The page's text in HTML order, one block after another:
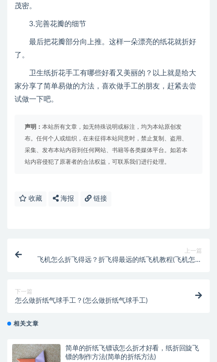
茂密。
3.完善花瓣的细节
最后把花瓣部分向上推。这样一朵漂亮的纸花就折好
了。
卫生纸折花手工有哪些好看又美丽的？以上就是给大
家分享了简单易做的方法，喜欢做手工的朋友，赶紧去尝
试做一下吧。
声明： 本站所有文章，如无特殊说明或标注，均为本站原创发
布。任何个人或组织，在未征得本站同意时，禁止复制、盗用、
采集、发布本站内容到任何网站、书籍等各类媒体平台。如若本
站内容侵犯了原著者的合法权益，可联系我们进行处理。
收藏 海报 链接
上一篇
飞机怎么折飞得远？折飞得最远的纸飞机教程(飞机怎么
下一篇
怎么做折纸气球手工？(怎么做折纸气球手工)
相关文章
简单的折纸飞镖该怎么折才好看，纸折回旋飞
镖的制作方法(简单的折纸方法)